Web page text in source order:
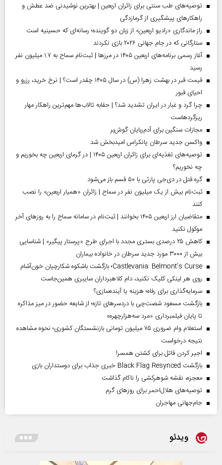
توصیه‌های طب سنتی برای زائران اربعین | بهترین نوشیدنی ضد عطش و
راهکارهای پیشگیری از گرمازدگی
راز ماندگاری «رادیو اربعین» از زبان دو گوینده؛ رسانه‌ای که حسینیه است
ستارگانی که در جام جهانی ۲۰۲۶ بازی نکردند
آغاز رسمی برنامه‌های اربعین ۱۴۰۵ در مرز‌ها | ثبت‌نام سماح به ۱.۷ میلیون نفر
رسید
قیمت قبر در بهشت زهرا (س) در سال ۱۴۰۵ چقدر است؟ | نرخ خرید، رزرو و
احیای قبور
چرا گرد و غبار در ایران تشدید شد؟ | حقابه تالاب‌ها مهم‌ترین راهکار مهار
ریزگردهاست
مجازات سنگین برای آدم‌ربایان گوش‌بر
واکسن جدید سرطان پانکراس امیدبخش شد
توصیه‌های تغذیه‌ای برای زائران اربعین ۱۴۰۵ | در گرمای اربعین چه بخوریم و
چه نخوریم؟
گره قتل در دی‌جی پارتی با ۵۰ قسم باز می‌شود
ثبت‌نام بیش از یک میلیون نفر در سماح | زائران «همیار اربعین» را نصب
کنند
متقاضیان ارز اربعین ۱۴۰۵ بخوانند | ثبت‌نام در سامانه سماح را به روز‌های آخر
موکول نکنید
کاهش ۲۵ درصدی بستری مجدد با اجرای طرح «پرستار پیگیر» | شناسایی
بیش از ۳۰۰۰ مورد جدید سرطان در خانواده بیماران
Castlevania: Belmont’s Curse؛ بازگشت باشکوه شکارچیان خون‌آشام
روی هر لینکی کلیک نکنید، دام کلاهبرداران سایبری همین‌جاست
سرمایه‌گذاری برای رفاه؛ هزینه یا آینده‌سازی؟
بازگشت مسعود شصت‌چی با دردسر‌های تازه؛ از شایعه حضور در میز مذاکره
تا پایان فیلمبرداری «مرد سه‌هزارچهره»
استعلام وام ضروری ۷۵ میلیون تومانی بازنشستگان کشوری؛ نحوه مشاهده
نتیجه درخواست
اجیر کردن قاتل برای کشتن همسر!
بازگشت Black Flag Resynced خبری جذاب برای دوستداران بازی
معجزه، نقشه شوهرکشی را ناکام گذاشت
توصیه‌های هلال‌احمر برای روز‌های گرم
جام‌جهانی مهاجران
ویدئو